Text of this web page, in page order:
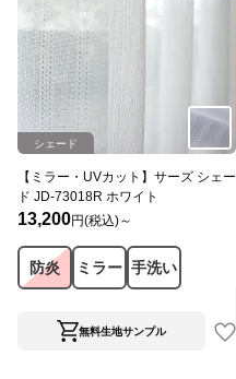
シェード
【ミラー・UVカット】サーズ シェー
ド JD-73018R ホワイト
13,200円(税込)～
防炎 ミラー 手洗い
無料生地サンプル